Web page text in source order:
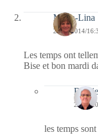
Maria-Lina
26/08/2014/
Les temps ont
Bise et bon mardi
26/08/
les temps